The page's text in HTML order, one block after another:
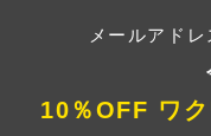
メールアド
10％OFF ワク